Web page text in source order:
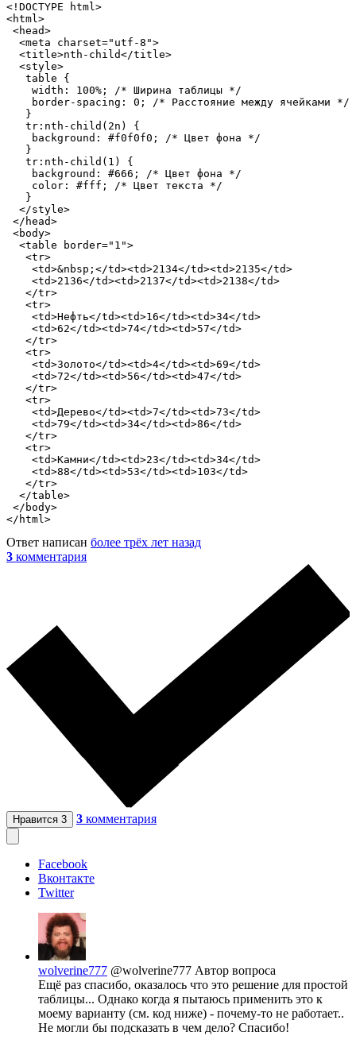
<!DOCTYPE html>
<html>
<head>
  <meta charset="utf-8">
  <title>nth-child</title>
  <style>
   table {
    width: 100%; /* Ширина таблицы */
    border-spacing: 0; /* Расстояние между ячейками */
   }
   tr:nth-child(2n) {
    background: #f0f0f0; /* Цвет фона */
   }
   tr:nth-child(1) {
    background: #666; /* Цвет фона */
    color: #fff; /* Цвет текста */
   }
  </style>
</head>
<body>
  <table border="1">
   <tr>
    <td>&nbsp;</td><td>2134</td><td>2135</td>
    <td>2136</td><td>2137</td><td>2138</td>
   </tr>
   <tr>
    <td>Нефть</td><td>16</td><td>34</td>
    <td>62</td><td>74</td><td>57</td>
   </tr>
   <tr>
    <td>Золото</td><td>4</td><td>69</td>
    <td>72</td><td>56</td><td>47</td>
   </tr>
   <tr>
    <td>Дерево</td><td>7</td><td>73</td>
    <td>79</td><td>34</td><td>86</td>
   </tr>
   <tr>
    <td>Камни</td><td>23</td><td>34</td>
    <td>88</td><td>53</td><td>103</td>
   </tr>
  </table>
</body>
</html>
Ответ написан более трёх лет назад
3 комментария
Нравится 3 3 комментария
Facebook
Вконтакте
Twitter
wolverine777 @wolverine777 Автор вопроса
Ещё раз спасибо, оказалось что это решение для простой
таблицы... Однако когда я пытаюсь применить это к
моему варианту (см. код ниже) - почему-то не работает..
Не могли бы подсказать в чем дело? Спасибо!